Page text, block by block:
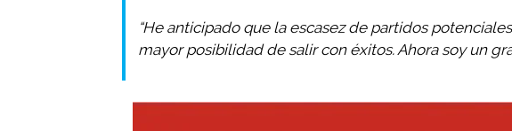
“He anticipado que la escasez de partidos
mayor posibilidad de salir con éxitos. Ahora soy un